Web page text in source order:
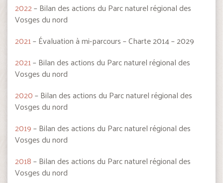
2022– Bilan des actions du Parc naturel régional des
Vosges du nord
2021– Évaluation à mi-parcours – Charte 2014 – 2029
2021– Bilan des actions du Parc naturel régional des
Vosges du nord
2020– Bilan des actions du Parc naturel régional des
Vosges du nord
2019– Bilan des actions du Parc naturel régional des
Vosges du nord
2018– Bilan des actions du Parc naturel régional des
Vosges du nord